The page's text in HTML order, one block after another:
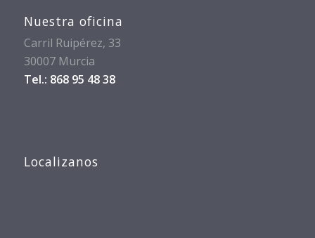
Nuestra oficina
Carril Ruipérez, 33
30007 Murcia
Tel.: 868 95 48 38
Localizanos